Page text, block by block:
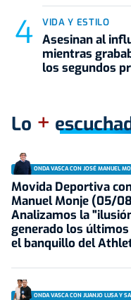
VIDA Y ESTILO
Asesinan al
mientras
los segundos
Lo +
ONDA VASCA CON JOSÉ MANUEL
Movida Deportiva
Manuel Monje (05/
Analizamos la
generado los
el banquillo del
ONDA VASCA CON JUANJO LUSA Y